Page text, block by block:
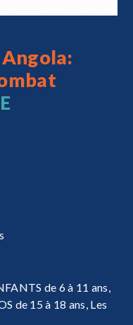
de 6 à 11 ans,
de 15 à 18 ans, Les